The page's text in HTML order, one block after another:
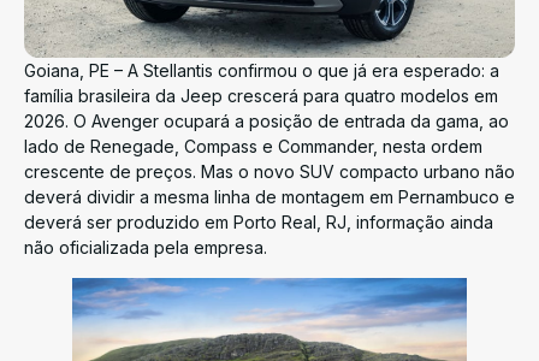
Goiana, PE – A Stellantis confirmou o que já era esperado: a
família brasileira da Jeep crescerá para quatro modelos em
2026. O Avenger ocupará a posição de entrada da gama, ao
lado de Renegade, Compass e Commander, nesta ordem
crescente de preços. Mas o novo SUV compacto urbano não
deverá dividir a mesma linha de montagem em Pernambuco e
deverá ser produzido em Porto Real, RJ, informação ainda
não oficializada pela empresa.